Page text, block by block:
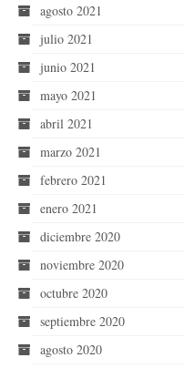
agosto 2021
julio 2021
junio 2021
mayo 2021
abril 2021
marzo 2021
febrero 2021
enero 2021
diciembre 2020
noviembre 2020
octubre 2020
septiembre 2020
agosto 2020